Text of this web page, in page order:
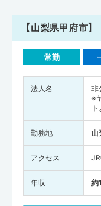
【山梨県甲府市
常勤
法人名
非
※
勤務地 山
アクセス
年収 約